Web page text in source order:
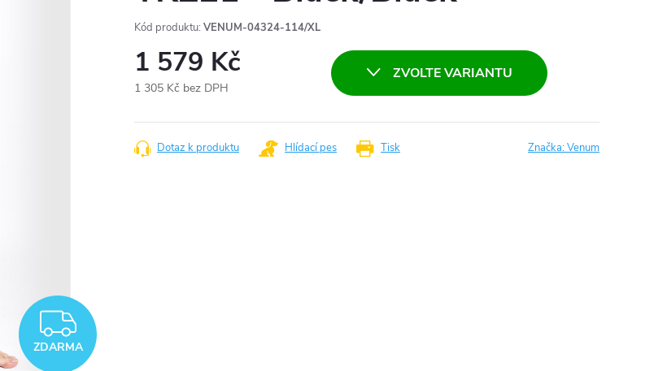
ZDARMA
ZDARMA
Kód produktu: VENUM-04324-114/XL
1 579 Kč
1 305 Kč bez DPH
cena:
ZVOLTE VARIANTU
Tisk
Dotaz k produktu Hlídací pes Značka:Venum